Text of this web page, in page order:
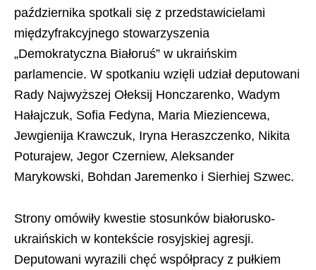
października spotkali się z przedstawicielami
międzyfrakcyjnego stowarzyszenia
„Demokratyczna Białoruś” w ukraińskim
parlamencie. W spotkaniu wzięli udział deputowani
Rady Najwyższej Ołeksij Honczarenko, Wadym
Hałajczuk, Sofia Fedyna, Maria Mieziencewa,
Jewgienija Krawczuk, Iryna Heraszczenko, Nikita
Poturajew, Jegor Czerniew, Aleksander
Marykowski, Bohdan Jaremenko i Sierhiej Szwec.
Strony omówiły kwestie stosunków białorusko-
ukraińskich w kontekście rosyjskiej agresji.
Deputowani wyrazili chęć współpracy z pułkiem